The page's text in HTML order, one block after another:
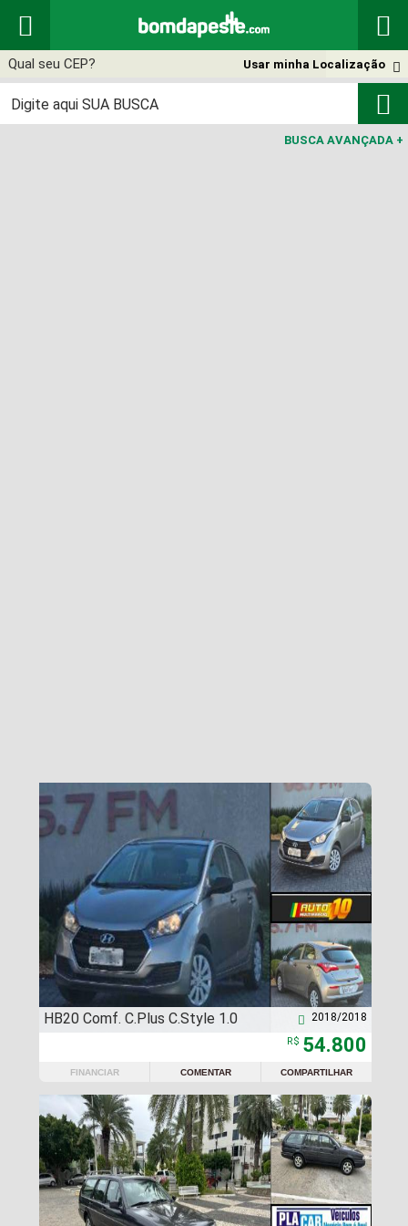
 

Usar minha Localização

BUSCA AVANÇADA +
HB20 Comf. C.Plus C.Style 1.0 2018/2018

R$ 54.800
FINANCIAR COMENTAR COMPARTILHAR